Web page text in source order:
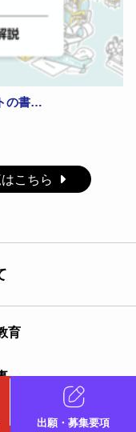
の書…
こちら
育
スアクセス一覧
出願・募集要項